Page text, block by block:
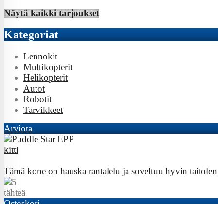
Näytä kaikki tarjoukset
Kategoriat
Lennokit
Multikopterit
Helikopterit
Autot
Robotit
Tarvikkeet
Arviota
Tämä kone on hauska rantalelu ja soveltuu hyvin